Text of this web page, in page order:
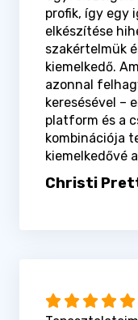
profik, így egy
elkészítése
szakértelmük
kiemelkedő.
azonnal
keresésével –
platform és a
kombinációja
kiemelkedővé
Christi